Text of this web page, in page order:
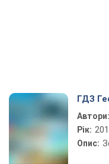
ГДЗ
Автори:
Рік:
Опис: